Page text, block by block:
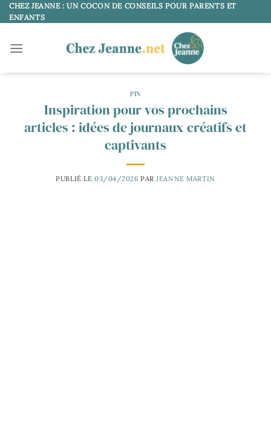
Passer
au
CHEZ JEANNE : UN COCON DE CONSEILS POUR PARENTS ET
ENFANTS
PIN
Inspiration pour vos prochains
articles : idées de journaux créatifs et
captivants
PUBLIÉ LE 03/04/2026 PAR JEANNE MARTIN